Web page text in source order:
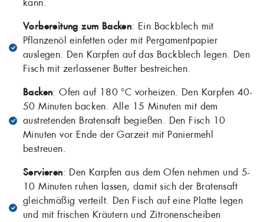
kann.
Vorbereitung zum Backen: Ein Backblech mit
Pflanzenöl einfetten oder mit Pergamentpapier
auslegen. Den Karpfen auf das Backblech legen. Den
Fisch mit zerlassener Butter bestreichen.
Backen: Ofen auf 180 °C vorheizen. Den Karpfen 40-
50 Minuten backen. Alle 15 Minuten mit dem
austretenden Bratensaft begießen. Den Fisch 10
Minuten vor Ende der Garzeit mit Paniermehl
bestreuen.
Servieren: Den Karpfen aus dem Ofen nehmen und 5-
10 Minuten ruhen lassen, damit sich der Bratensaft
gleichmäßig verteilt. Den Fisch auf eine Platte legen
und mit frischen Kräutern und Zitronenscheiben